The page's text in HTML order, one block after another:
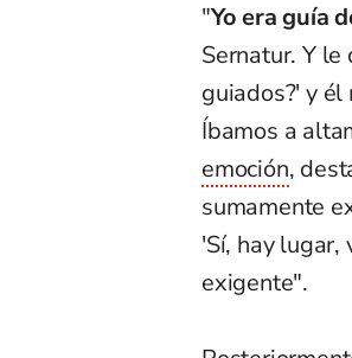
"Yo era guía
Sernatur. Y le
guiados?' y
Íbamos a
emoción,
sumamente
'Sí, hay lugar,
exigente".